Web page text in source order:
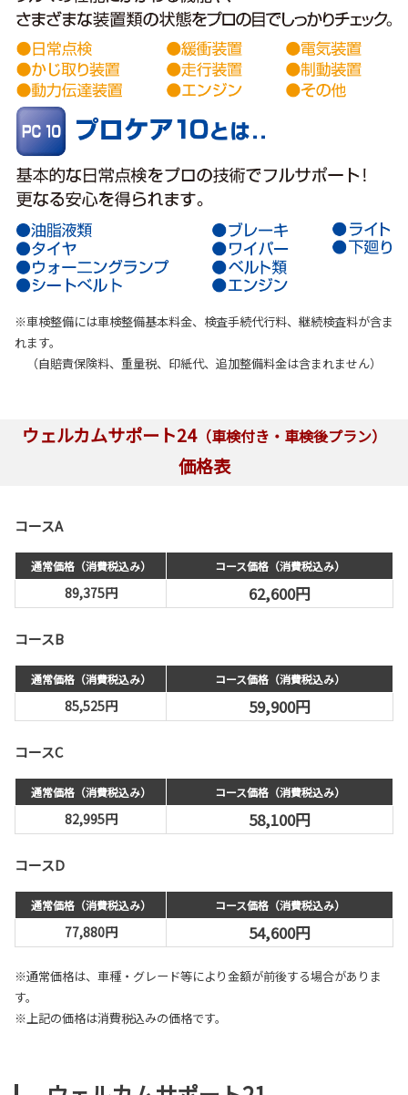
※車検整備には車検整備基本料金、検査手続代行料、継続検査料が含ま
れます。
（自賠責保険料、重量税、印紙代、追加整備料金は含まれません）
ウェルカムサポート24（車検付き・車検後プラン）
価格表
コースA
通常価格（消費税込み） コース価格（消費税込み）
89,375円 62,600円
コースB
通常価格（消費税込み） コース価格（消費税込み）
85,525円 59,900円
コースC
通常価格（消費税込み） コース価格（消費税込み）
82,995円 58,100円
コースD
通常価格（消費税込み） コース価格（消費税込み）
77,880円 54,600円
※通常価格は、車種・グレード等により金額が前後する場合がありま
す。
※上記の価格は消費税込みの価格です。